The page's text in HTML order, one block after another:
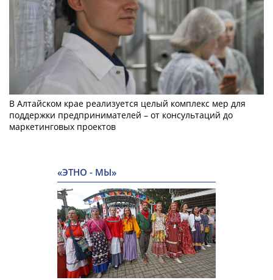
В Алтайском крае реализуется целый комплекс мер для
поддержки предпринимателей – от консультаций до
маркетинговых проектов
«ЭТНО - МЫ»